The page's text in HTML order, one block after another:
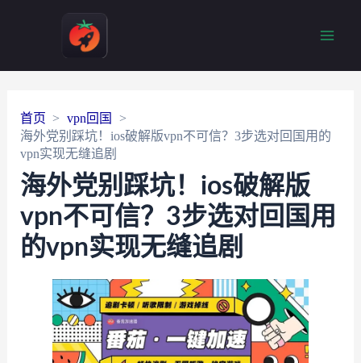
首页
vpn回国
海外党别踩坑！ios破解版vpn不可信？3步选对回国用的
vpn实现无缝追剧
海外党别踩坑！ios破解版
vpn不可信？3步选对回国用
的vpn实现无缝追剧